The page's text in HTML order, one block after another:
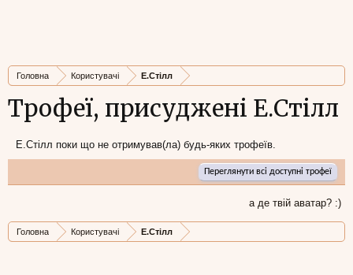
Головна Користувачі Е.Стілл
Трофеї, присуджені Е.Стілл
Е.Стілл поки що не отримував(ла) будь-яких трофеїв.
Переглянути всі доступні трофеї
а де твій аватар? :)
Головна Користувачі Е.Стілл